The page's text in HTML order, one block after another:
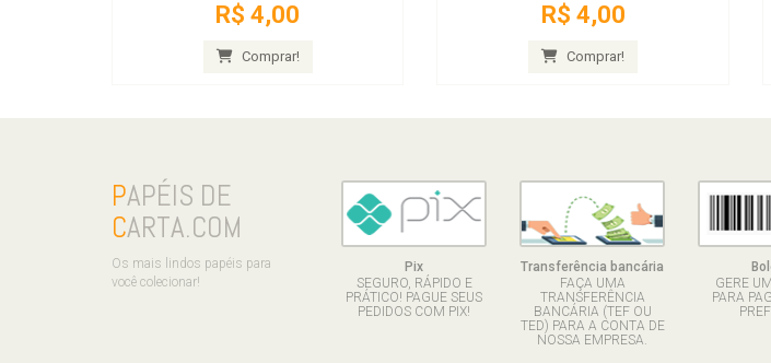
R$ 4,00
Comprar!
R$ 4,00
Comprar!
PAPÉIS DE
CARTA.COM
Os mais lindos papéis para
você colecionar!
Pix
SEGURO, RÁPIDO E
PRÁTICO! PAGUE SEUS
PEDIDOS COM PIX!
Transferência bancária
FAÇA UMA
TRANSFERÊNCIA
BANCÁRIA (TEF OU
TED) PARA A CONTA DE
NOSSA EMPRESA.
GERE
PARA